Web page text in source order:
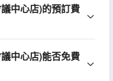
中心店)的預訂費
中心店)能否免費